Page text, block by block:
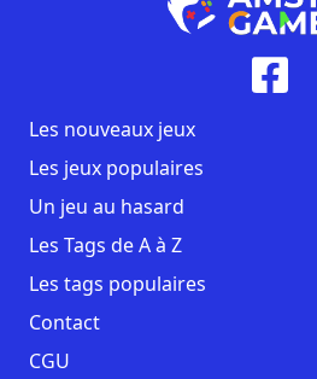
Les nouveaux jeux
Les jeux populaires
Un jeu au hasard
Les Tags de A à Z
Les tags populaires
Contact
CGU